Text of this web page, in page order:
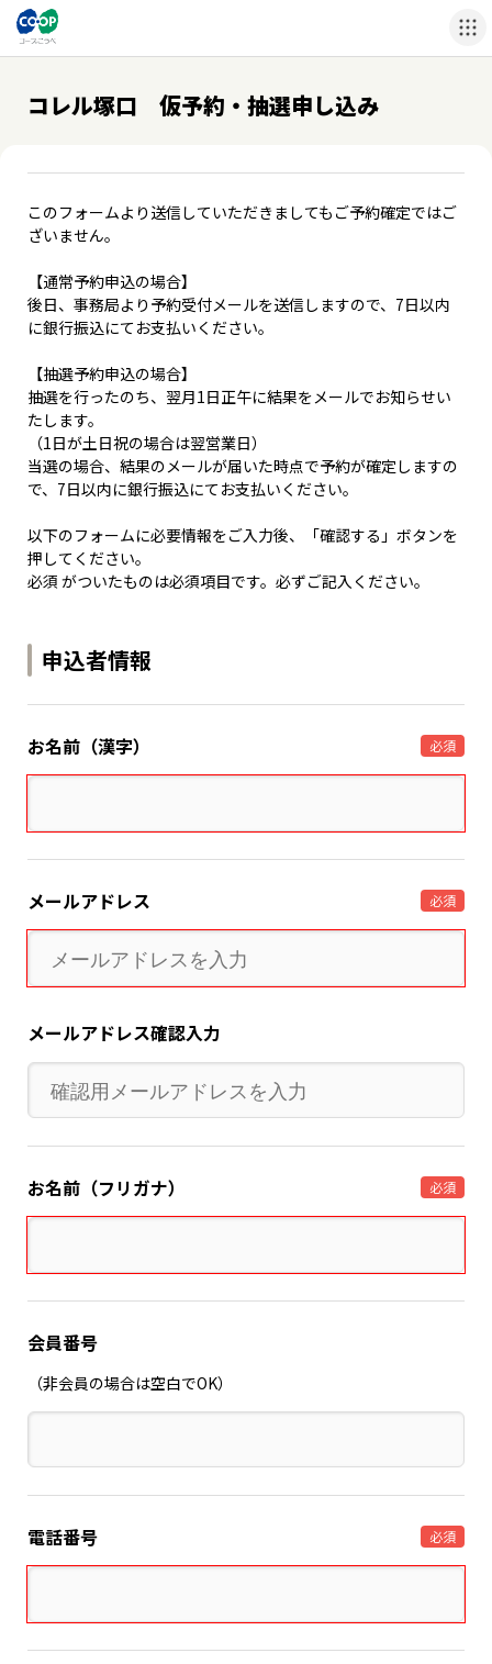
コレル塚口 仮予約・抽選申し込み
このフォームより送信していただきましてもご予約確定ではご
ざいません。
【通常予約申込の場合】
後日、事務局より予約受付メールを送信しますので、7日以内
に銀行振込にてお支払いください。
【抽選予約申込の場合】
抽選を行ったのち、翌月1日正午に結果をメールでお知らせい
たします。
（1日が土日祝の場合は翌営業日）
当選の場合、結果のメールが届いた時点で予約が確定しますの
で、7日以内に銀行振込にてお支払いください。
以下のフォームに必要情報をご入力後、「確認する」ボタンを
押してください。
必須 がついたものは必須項目です。必ずご記入ください。
申込者情報
お名前（漢字） 必須
メールアドレス 必須
メールアドレス確認入力
お名前（フリガナ） 必須
会員番号
（非会員の場合は空白でOK）
電話番号 必須